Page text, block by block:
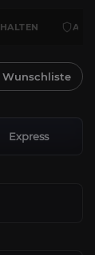
Wunschliste
Express